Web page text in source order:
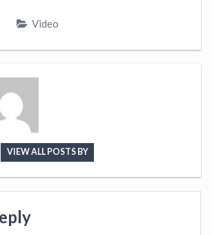
Video
VIEW ALL POSTS BY